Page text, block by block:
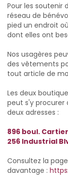
Pour les soutenir
réseau de
pied un endroit
dont elles ont
Nos usagères
des vêtements
tout article de
Les deux
peut s'y procurer
deux adresses :
896 boul.
256 Industrial
Consultez la
davantage :